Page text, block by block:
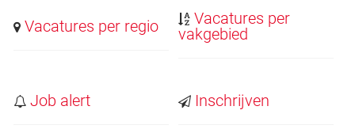
Vacatures per regio
Vacatures per
vakgebied
Job alert Inschrijven